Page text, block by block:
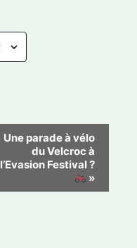
Une parade à vélo
du Velcroc à
l’Evasion Festival ?
»